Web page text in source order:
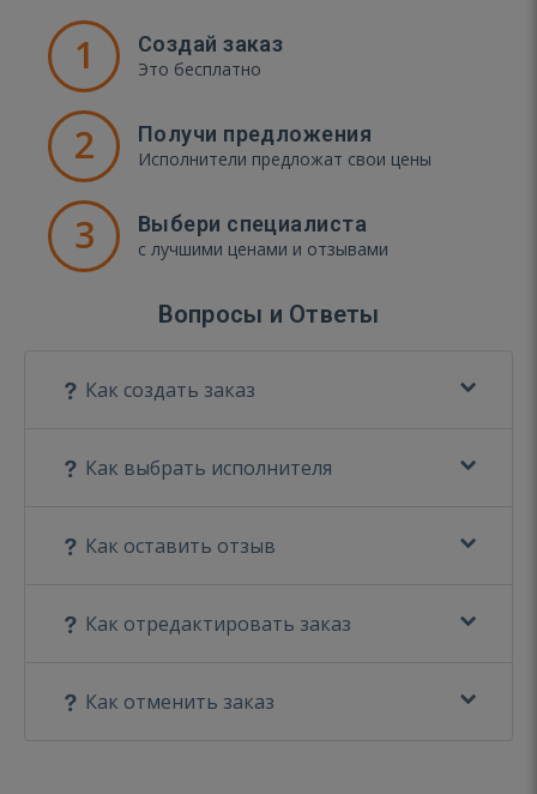
1 Создай заказ
Это бесплатно
2 Получи предложения
Исполнители предложат свои цены
3 Выбери специалиста
с лучшими ценами и отзывами
Вопросы и Ответы
Как создать заказ
Как выбрать исполнителя
Как оставить отзыв
Как отредактировать заказ
Как отменить заказ